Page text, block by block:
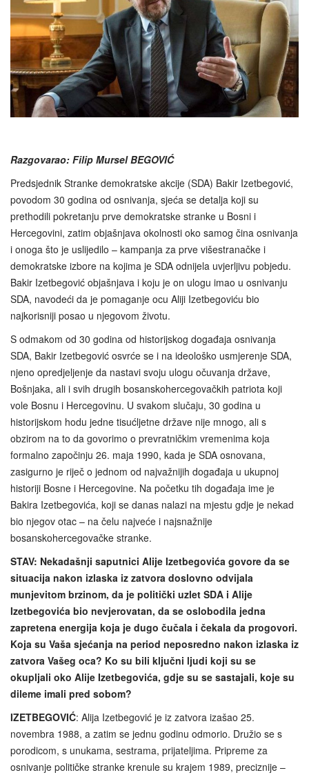
Razgovarao: Filip Mursel BEGOVIĆ
Predsjednik Stranke demokratske akcije (SDA) Bakir Izetbegović,
povodom 30 godina od osnivanja, sjeća se detalja koji su
prethodili pokretanju prve demokratske stranke u Bosni i
Hercegovini, zatim objašnjava okolnosti oko samog čina osnivanja
i onoga što je uslijedilo – kampanja za prve višestranačke i
demokratske izbore na kojima je SDA odnijela uvjerljivu pobjedu.
Bakir Izetbegović objašnjava i koju je on ulogu imao u osnivanju
SDA, navodeći da je pomaganje ocu Aliji Izetbegoviću bio
najkorisniji posao u njegovom životu.
S odmakom od 30 godina od historijskog događaja osnivanja
SDA, Bakir Izetbegović osvrće se i na ideološko usmjerenje SDA,
njeno opredjeljenje da nastavi svoju ulogu očuvanja države,
Bošnjaka, ali i svih drugih bosanskohercegovačkih patriota koji
vole Bosnu i Hercegovinu. U svakom slučaju, 30 godina u
historijskom hodu jedne tisućljetne države nije mnogo, ali s
obzirom na to da govorimo o prevratničkim vremenima koja
formalno započinju 26. maja 1990, kada je SDA osnovana,
zasigurno je riječ o jednom od najvažnijih događaja u ukupnoj
historiji Bosne i Hercegovine. Na početku tih događaja ime je
Bakira Izetbegovića, koji se danas nalazi na mjestu gdje je nekad
bio njegov otac – na čelu najveće i najsnažnije
bosanskohercegovačke stranke.
STAV: Nekadašnji saputnici Alije Izetbegovića govore da se
situacija nakon izlaska iz zatvora doslovno odvijala
munjevitom brzinom, da je politički uzlet SDA i Alije
Izetbegovića bio nevjerovatan, da se oslobodila jedna
zapretena energija koja je dugo čučala i čekala da progovori.
Koja su Vaša sjećanja na period neposredno nakon izlaska iz
zatvora Vašeg oca? Ko su bili ključni ljudi koji su se
okupljali oko Alije Izetbegovića, gdje su se sastajali, koje su
dileme imali pred sobom?
IZETBEGOVIĆ: Alija Izetbegović je iz zatvora izašao 25.
novembra 1988, a zatim se jednu godinu odmorio. Družio se s
porodicom, s unukama, sestrama, prijateljima. Pripreme za
osnivanje političke stranke krenule su krajem 1989, preciznije –